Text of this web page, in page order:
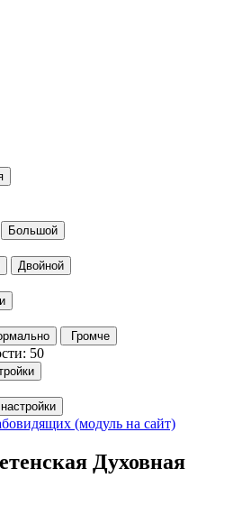
Большой
Двойной
Громче
50
(модуль на сайт)
Духовная